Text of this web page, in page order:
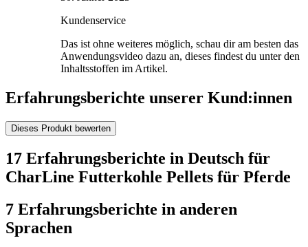
Kundenservice
Das ist ohne weiteres möglich, schau dir am besten das
Anwendungsvideo dazu an, dieses findest du unter den
Inhaltsstoffen im Artikel.
Erfahrungsberichte unserer Kund:innen
Dieses Produkt bewerten
17 Erfahrungsberichte in Deutsch für
CharLine Futterkohle Pellets für Pferde
7 Erfahrungsberichte in anderen
Sprachen